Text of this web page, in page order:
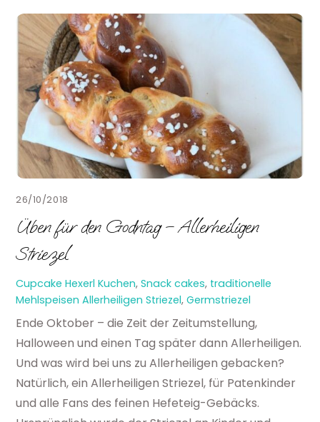
26/10/2018
Üben für den Godntag – Allerheiligen
Striezel
Cupcake Hexerl Kuchen,Snack cakes, traditionelle
Mehlspeisen Allerheiligen Striezel,Germstriezel
Ende Oktober – die Zeit der Zeitumstellung,
Halloween und einen Tag später dann Allerheiligen.
Und was wird bei uns zu Allerheiligen gebacken?
Natürlich, ein Allerheiligen Striezel, für Patenkinder
und alle Fans des feinen Hefeteig-Gebäcks.